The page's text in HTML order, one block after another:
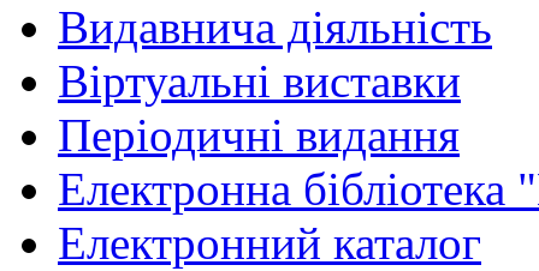
Видавнича діяльність
Віртуальні виставки
Періодичні видання
Електронна
Електронний каталог